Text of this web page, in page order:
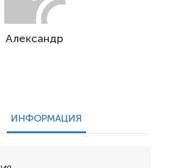
Александр
ИНФОРМАЦИЯ